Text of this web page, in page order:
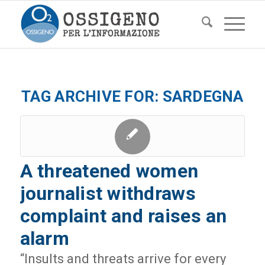
TAG ARCHIVE FOR: SARDEGNA
A threatened women
journalist withdraws
complaint and raises an
alarm
“Insults and threats arrive for every